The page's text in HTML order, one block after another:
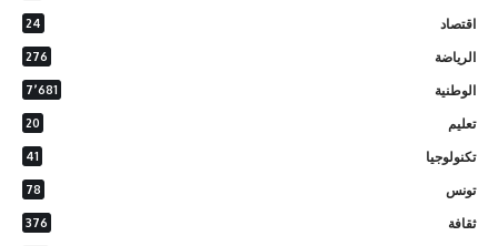
اقتصاد 24
الرياضة 276
الوطنية 7٬681
تعليم 20
تكنولوجيا 41
تونس 78
ثقافة 376